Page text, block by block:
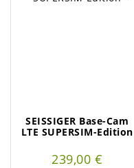
SEISSIGER Base-Cam
LTE SUPERSIM-Edition
239,00 €